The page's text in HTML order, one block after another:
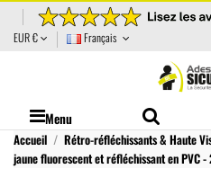
EUR € Français
Menu
Accueil Rétro-réfléchissants & Haute
jaune fluorescent et réfléchissant en PVC